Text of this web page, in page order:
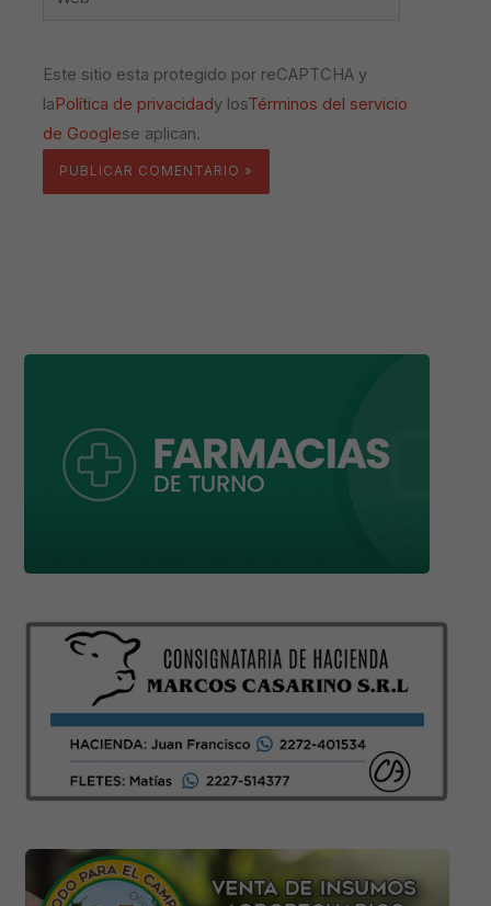
Este sitio esta protegido por reCAPTCHA y
laPolítica de privacidady losTérminos del servicio
de Googlese aplican.